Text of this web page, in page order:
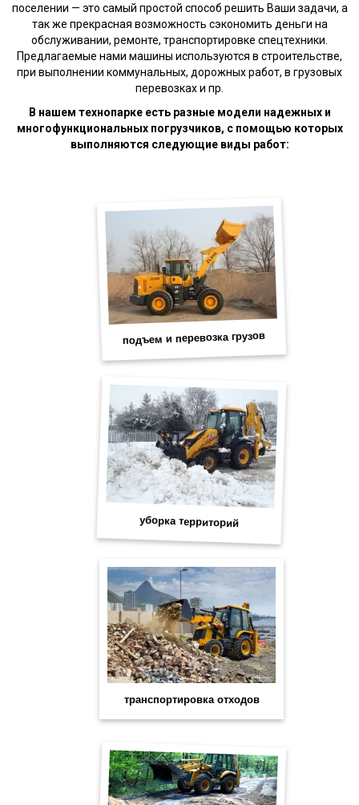
поселении — это самый простой способ решить Ваши задачи, а
так же прекрасная возможность сэкономить деньги на
обслуживании, ремонте, транспортировке спецтехники.
Предлагаемые нами машины используются в строительстве,
при выполнении коммунальных, дорожных работ, в грузовых
перевозках и пр.
В нашем технопарке есть разные модели надежных и
многофункциональных погрузчиков, с помощью которых
выполняются следующие виды работ: